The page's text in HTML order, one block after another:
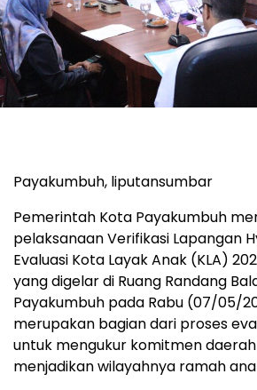
Payakumbuh, liputansumbar
Pemerintah Kota Payakumbuh
pelaksanaan Verifikasi Lapangan
Evaluasi Kota Layak Anak (KLA)
yang digelar di Ruang Randang
Payakumbuh pada Rabu (07/05/
merupakan bagian dari proses
untuk mengukur komitmen
menjadikan wilayahnya ramah